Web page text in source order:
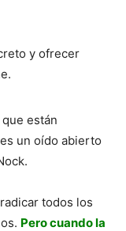
y ofrecer
están
un oído abierto
todos los
Pero cuando la